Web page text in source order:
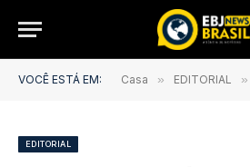
VOCÊ ESTÁ EM: Casa » EDITORIAL »
EDITORIAL